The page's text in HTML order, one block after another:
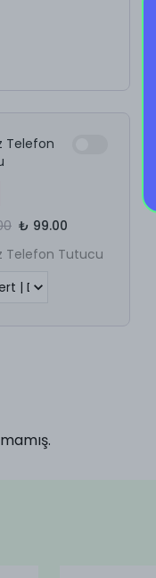
Telefon
₺ 99.00
Telefon Tutucu